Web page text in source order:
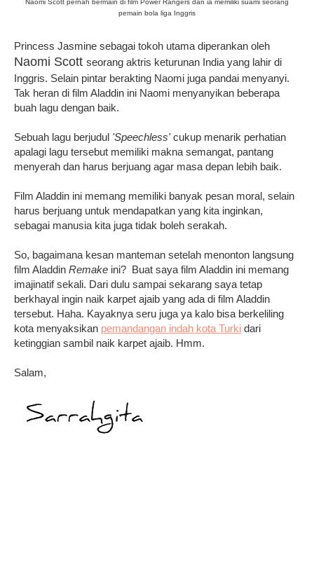
Naomi Scott pernah bermain di film Power Rangers dan ia memiliki suami seorang
pemain bola liga Inggris
Princess Jasmine sebagai tokoh utama diperankan oleh
Naomi Scott seorang aktris keturunan India yang lahir di
Inggris. Selain pintar berakting Naomi juga pandai menyanyi.
Tak heran di film Aladdin ini Naomi menyanyikan beberapa
buah lagu dengan baik.
Sebuah lagu berjudul 'Speechless'cukup menarik perhatian
apalagi lagu tersebut memiliki makna semangat, pantang
menyerah dan harus berjuang agar masa depan lebih baik.
Film Aladdin ini memang memiliki banyak pesan moral, selain
harus berjuang untuk mendapatkan yang kita inginkan,
sebagai manusia kita juga tidak boleh serakah.
So, bagaimana kesan manteman setelah menonton langsung
film Aladdin Remake ini? Buat saya film Aladdin ini memang
imajinatif sekali. Dari dulu sampai sekarang saya tetap
berkhayal ingin naik karpet ajaib yang ada di film Aladdin
tersebut. Haha. Kayaknya seru juga ya kalo bisa berkeliling
kota menyaksikan pemandangan indah kota Turki dari
ketinggian sambil naik karpet ajaib. Hmm.
Salam,